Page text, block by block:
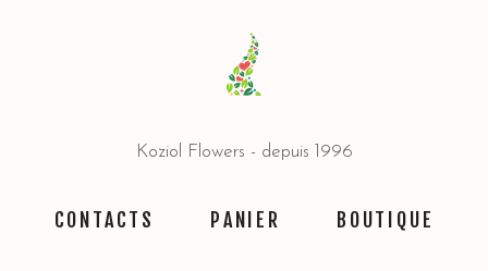
Koziol Flowers - depuis 1996
CONTACTS PANIER BOUTIQUE